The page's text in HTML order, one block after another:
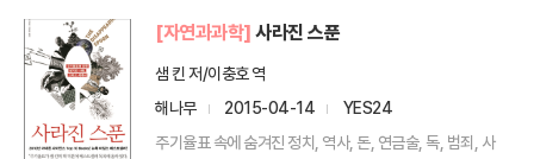
[자연과과학] 사라진 스푼
샘 킨 저/이충호 역
해나무
2015-04-14
YES24
주기율표 속에 숨겨진 정치, 역사, 돈, 연금술, 독, 범죄, 사